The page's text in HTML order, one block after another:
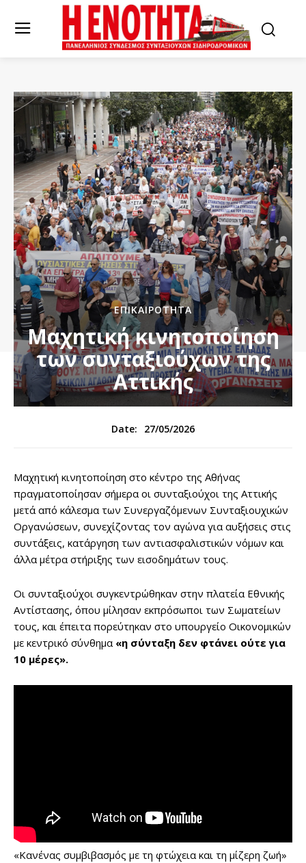
ΕΠΙΚΑΙΡΌΤΗΤΑ
Μαχητική κινητοποίηση
των συνταξιούχων της
Αττικής
Date: 27/05/2026
Μαχητική κινητοποίηση στο κέντρο της Αθήνας
πραγματοποίησαν σήμερα οι συνταξιούχοι της Αττικής
μετά από κάλεσμα των Συνεργαζόμενων Συνταξιουχικών
Οργανώσεων, συνεχίζοντας τον αγώνα για αυξήσεις στις
συντάξεις, κατάργηση των αντιασφαλιστικών νόμων και
άλλα μέτρα στήριξης των εισοδημάτων τους.
Οι συνταξιούχοι συγκεντρώθηκαν στην πλατεία Εθνικής
Αντίστασης, όπου μίλησαν εκπρόσωποι των Σωματείων
τους, και έπειτα πορεύτηκαν στο υπουργείο Οικονομικών
με κεντρικό σύνθημα«η σύνταξη δεν φτάνει ούτε για
10 μέρες».
«Κανένας συμβιβασμός με τη φτώχεια και τη μίζερη ζωή»